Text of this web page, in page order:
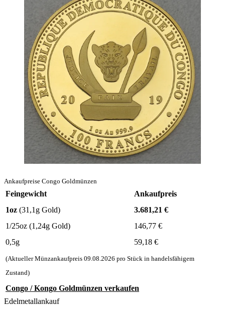
Ankaufpreise Congo Goldmünzen
Feingewicht
Ankaufpreis
1oz (31,1g Gold) 3.681,21 €
1/25oz (1,24g Gold)
146,77 €
0,5g
59,18 €
(Aktueller Münzankaufpreis 09.08.2026 pro Stück in handelsfähigem
Zustand)
Congo / Kongo Goldmünzen verkaufen
Edelmetallankauf